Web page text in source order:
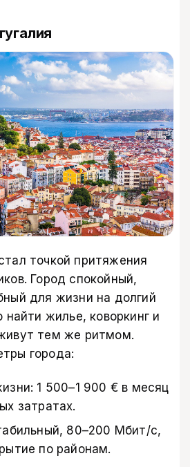
точкой притяжения
Город спокойный,
для жизни на долгий
найти жилье, коворкинг и
тем же ритмом.
города:
1 500–1 900 € в месяц
затратах.
80–200 Мбит/с,
по районам.